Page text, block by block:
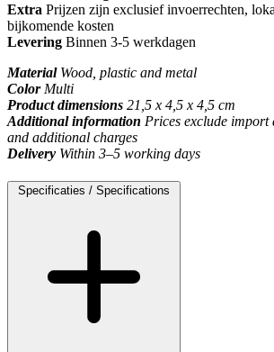
Extra Prijzen zijn exclusief invoerrechten,
bijkomende kosten
Levering Binnen 3-5 werkdagen
MaterialWood, plastic and metal
ColorMulti
Product dimensions 21,5 x 4,5 x 4,5 cm
Additional information Prices exclude import
and additional charges
Delivery Within 3–5 working days
Specificaties / Specifications